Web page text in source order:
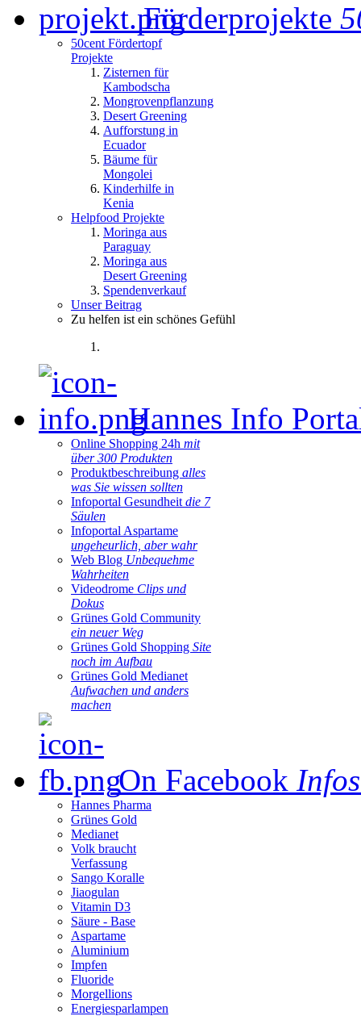
Förderprojekte
50cent Fördertopf
Projekte
Zisternen für
Kambodscha
Mongrovenpflanzung
Desert Greening
Aufforstung in
Ecuador
Bäume für
Mongolei
Kinderhilfe in
Kenia
Helpfood Projekte
Moringa aus
Paraguay
Moringa aus
Desert Greening
Spendenverkauf
Unser Beitrag
Zu helfen ist ein schönes Gefühl
Hannes Info
Online Shopping 24h mit
über 300 Produkten
Produktbeschreibung alles
was Sie wissen sollten
Infoportal Gesundheit die 7
Säulen
Infoportal Aspartame
ungeheurlich, aber wahr
Web Blog Unbequehme
Wahrheiten
Videodrome Clips und
Dokus
Grünes Gold Community
ein neuer Weg
Grünes Gold Shopping Site
noch im Aufbau
Grünes Gold Medianet
Aufwachen und anders
machen
On Facebook
Hannes Pharma
Grünes Gold
Medianet
Volk braucht
Verfassung
Sango Koralle
Jiaogulan
Vitamin D3
Säure - Base
Aspartame
Aluminium
Impfen
Fluoride
Morgellions
Energiesparlampen